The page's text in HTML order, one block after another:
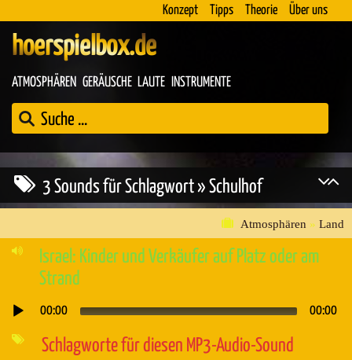
Konzept Tipps Theorie Über uns
hoerspielbox.de
ATMOSPHÄREN GERÄUSCHE LAUTE INSTRUMENTE
3 Sounds für Schlagwort » Schulhof
Atmosphären » Land
Israel: Kinder und Verkäufer auf Platz oder am
Strand
Audio-
00:00 00:00
Schlagworte für diesen MP3-Audio-Sound